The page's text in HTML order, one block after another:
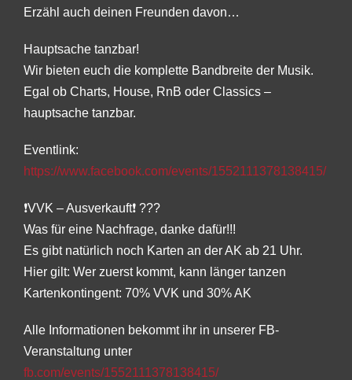
Erzähl auch deinen Freunden davon…
Hauptsache tanzbar!
Wir bieten euch die komplette Bandbreite der Musik.
Egal ob Charts, House, RnB oder Classics –
hauptsache tanzbar.
Eventlink:
https://www.facebook.com/events/1552111378138415/
❗VVK – Ausverkauft❗ ???
Was für eine Nachfrage, danke dafür!!!
Es gibt natürlich noch Karten an der AK ab 21 Uhr.
Hier gilt: Wer zuerst kommt, kann länger tanzen
Kartenkontingent: 70% VVK und 30% AK
Alle Informationen bekommt ihr in unserer FB-
Veranstaltung unter
fb.com/events/1552111378138415/